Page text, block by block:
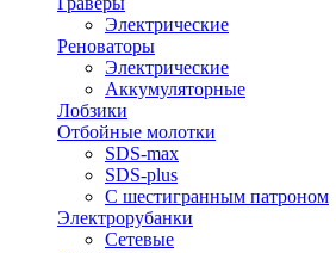
Электрические
Реноваторы
Электрические
Аккумуляторные
Лобзики
Отбойные молотки
SDS-max
SDS-plus
С шестигранным патроном
Электрорубанки
Сетевые